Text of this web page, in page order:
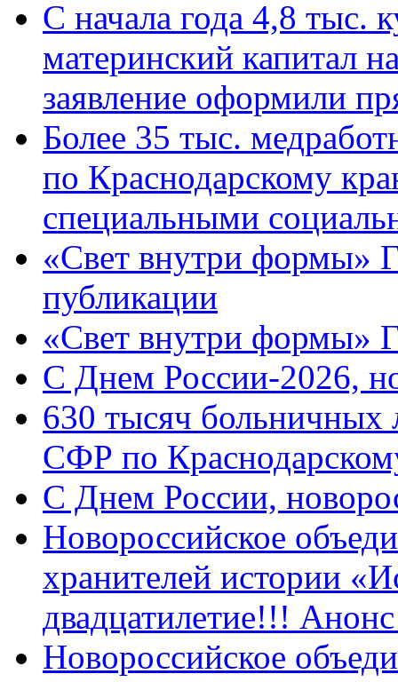
С начала года 4,8 тыс.
материнский капитал
заявление оформили
Более 35 тыс.
по Краснодарскому
специальными
«Свет внутри формы»
публикации
«Свет внутри формы»
C Днем России-2026,
630 тысяч больничных
СФР по
C Днем России,
Новороссийское
хранителей истории
двадцатилетие!!!
Новороссийское